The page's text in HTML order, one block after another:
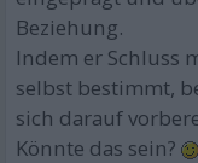
Beziehung.
Indem er Schluss
selbst bestimmt,
sich darauf
Könnte das sein?